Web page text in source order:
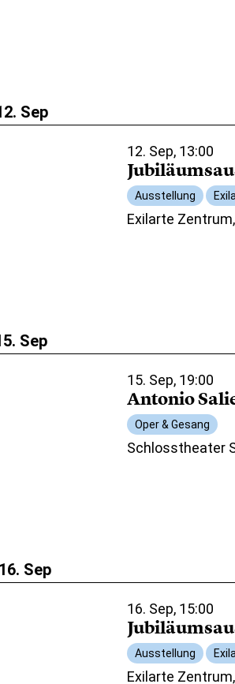
Sep
12. Sep, 13:00
Ausstellung
Exilarte
Sep
15. Sep, 19:00
Antonio
Oper & Gesang
Schlosstheater
Sep
16. Sep, 15:00
Ausstellung
Exilarte